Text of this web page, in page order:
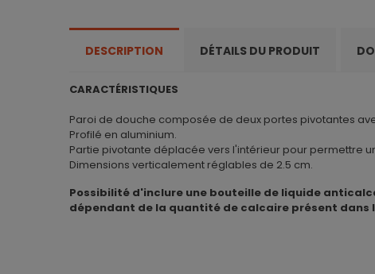
DESCRIPTION DÉTAILS DU PRODUIT
CARACTÉRISTIQUES
Paroi de douche composée de deux portes pivotantes
Profilé en aluminium.
Partie pivotante déplacée vers l'intérieur pour permettre
Dimensions verticalement réglables de 2.5 cm.
Possibilité d'inclure une bouteille de liquide
dépendant de la quantité de calcaire présent dans